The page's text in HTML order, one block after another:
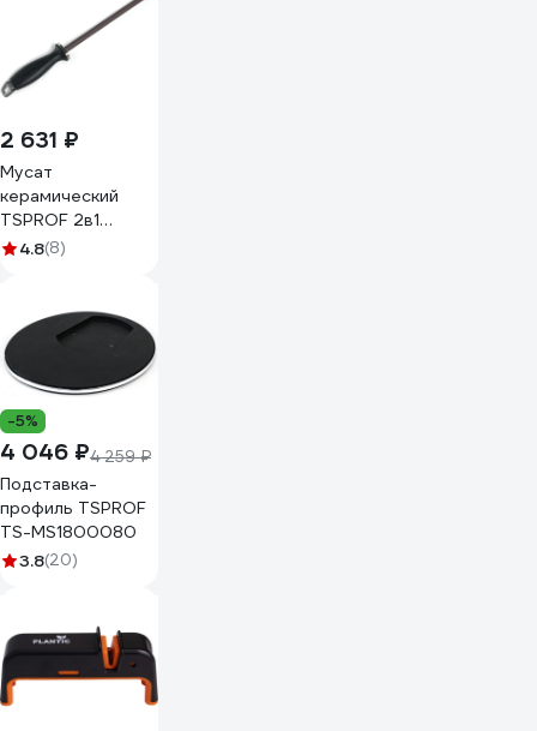
2 631 ₽
Мусат
керамический
TSPROF 2в1
(2000/3000
4.8(8)
-5%
4 046 ₽4 259 ₽
Подставка-
профиль TSPROF
TS-MS1800080
3.8(20)